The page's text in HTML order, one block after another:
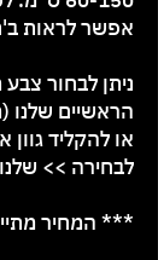
אפשר לראות
הראשיים שלנו
או להקליד גוון
לבחירה >>
*** המחיר מתייחס